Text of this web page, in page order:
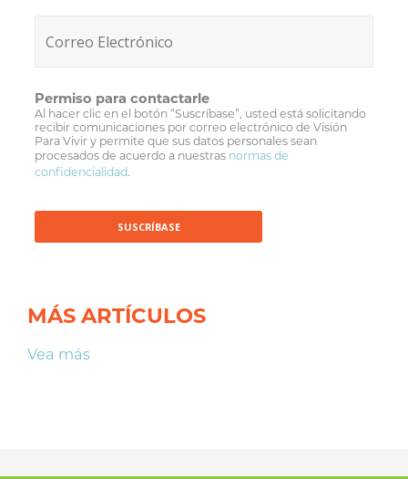
Permiso para contactarle
Al hacer clic en el botón “Suscríbase”, usted está solicitando
recibir comunicaciones por correo electrónico de Visión
Para Vivir y permite que sus datos personales sean
procesados de acuerdo a nuestras normas de
confidencialidad.
MÁS ARTÍCULOS
Vea más